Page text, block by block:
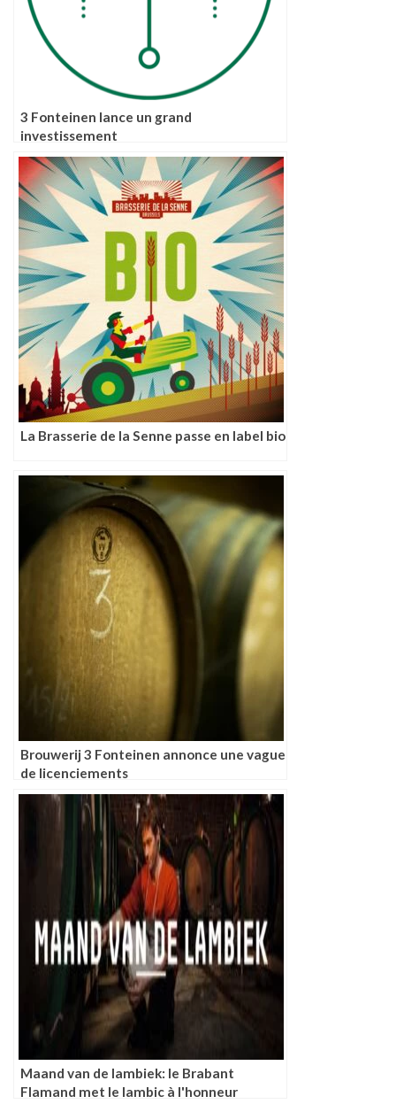
3 Fonteinen lance un grand
investissement
La Brasserie de la Senne passe en label bio
Brouwerij 3 Fonteinen annonce une vague
de licenciements
Maand van de lambiek: le Brabant
Flamand met le lambic à l'honneur